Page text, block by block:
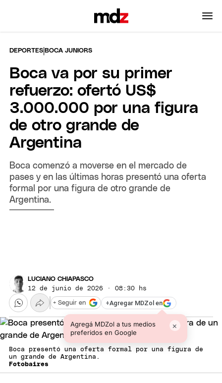
DEPORTES |BOCA JUNIORS
Boca va por su primer
refuerzo: ofertó US$
3.000.000 por una figura
de otro grande de
Argentina
Boca comenzó a moverse en el mercado de
pases y en las últimas horas presentó una oferta
formal por una figura de otro grande de
Argentina.
LUCIANO CHIAPASCO
12 de junio de 2026 · 08:30 hs
+Agregar MDZol en
Agregá MDZol a tus medios
preferidos en Google
×
+ Seguir en
Boca presentó una oferta formal por una figura de
un grande de Argentina.
Fotobaires